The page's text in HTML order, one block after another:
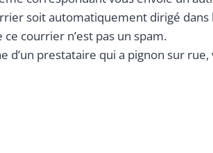
soit automatiquement dirigé dans
courrier n’est pas un spam.
d’un prestataire qui a pignon sur